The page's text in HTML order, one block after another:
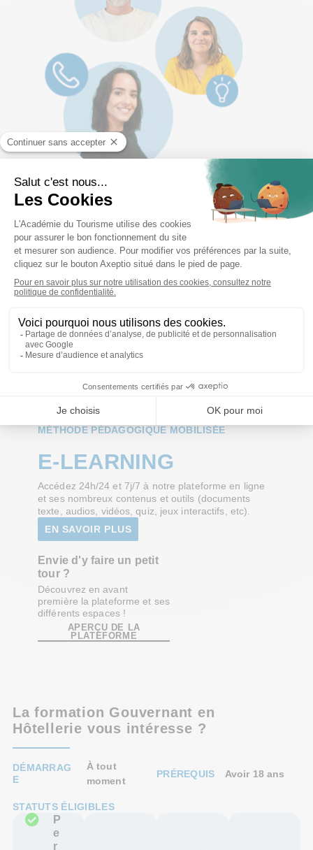
Intervenant pédagogique à distance :expérimenté
dans le métier visé, il anime la formation, vous évalue et
vous conseille tout au long du cursus.
Conseiller pédagogique : Adieu le décrochage ! Nos
conseillers veillent à ce que la formation reste engageante
et se tiennent disponibles pour vous accompagner.
Support technique :Besoin d'aide avec l'outil en ligne ?
Notre support technique est joignable en cas de question
MÉTHODE PÉDAGOGIQUE MOBILISÉE
E-LEARNING
Accédez 24h/24 et 7j/7 à notre plateforme en ligne
et ses nombreux contenus et outils (documents
texte, audios, vidéos, quiz, jeux interactifs, etc).
EN SAVOIR PLUS
Envie d'y faire un petit
tour ?
Découvrez en avant
première la plateforme et ses
différents espaces !
APERÇU DE LA
PLATEFORME
La formation Gouvernant en
Hôtellerie vous intéresse ?
DÉMARRAG
E
À tout
moment
PRÉREQUIS Avoir 18 ans
STATUTS ÉLIGIBLES
P
e
r